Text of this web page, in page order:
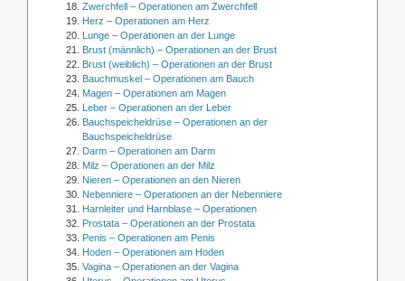
Zwerchfell – Operationen am Zwerchfell
Herz – Operationen am Herz
Lunge – Operationen an der Lunge
Brust (männlich) – Operationen an der Brust
Brust (weiblich) – Operationen an der Brust
Bauchmuskel – Operationen am Bauch
Magen – Operationen am Magen
Leber – Operationen an der Leber
Bauchspeicheldrüse – Operationen an der
Bauchspeicheldrüse
Darm – Operationen am Darm
Milz – Operationen an der Milz
Nieren – Operationen an den Nieren
Nebenniere – Operationen an der Nebenniere
Harnleiter und Harnblase – Operationen
Prostata – Operationen an der Prostata
Penis – Operationen am Penis
Hoden – Operationen am Hoden
Vagina – Operationen an der Vagina